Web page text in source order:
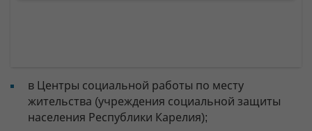
в Центры социальной работы по месту
жительства (учреждения социальной защиты
населения Республики Карелия);